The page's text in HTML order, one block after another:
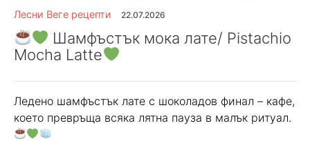
Лесни Веге рецепти 22.07.2026
Шамфъстък мока лате/ Pistachio
Mocha Latte
Ледено шамфъстък лате с шоколадов финал – кафе,
което превръща всяка лятна пауза в малък ритуал.